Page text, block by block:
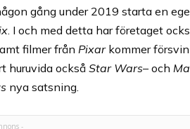
gång under 2019 starta en
. I och med detta har företaget
filmer från Pixarkommer
huruvida också Star Wars– och
nya satsning.